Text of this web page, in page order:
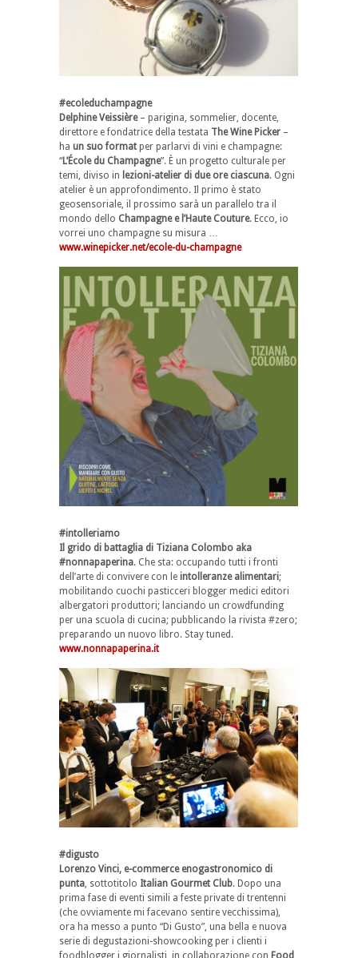
#ecoleduchampagne
Delphine Veissière– parigina, sommelier, docente,
direttore e fondatrice della testata The Wine Picker –
ha un suo format per parlarvi di vini e champagne:
“L’École du Champagne”. È un progetto culturale per
temi, diviso in lezioni-atelier di due ore ciascuna. Ogni
atelier è un approfondimento. Il primo è stato
geosensoriale, il prossimo sarà un parallelo tra il
mondo dello Champagne e l’Haute Couture. Ecco, io
vorrei uno champagne su misura …
www.winepicker.net/ecole-du-champagne
#intolleriamo
Il grido di battaglia di Tiziana Colombo aka
#nonnapaperina. Che sta: occupando tutti i fronti
dell’arte di convivere con le intolleranze alimentari;
mobilitando cuochi pasticceri blogger medici editori
albergatori produttori; lanciando un crowdfunding
per una scuola di cucina; pubblicando la rivista #zero;
preparando un nuovo libro. Stay tuned.
www.nonnapaperina.it
#digusto
Lorenzo Vinci, e-commerce enogastronomico di
punta, sottotitolo Italian Gourmet Club. Dopo una
prima fase di eventi simili a feste private di trentenni
(che ovviamente mi facevano sentire vecchissima),
ora ha messo a punto “Di Gusto”, una bella e nuova
serie di degustazioni-showcooking per i clienti i
foodblogger i giornalisti, in collaborazione con Food